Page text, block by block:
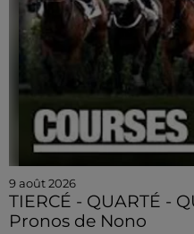
9 août 2026
TIERCÉ - QUARTÉ -
Pronos de Nono